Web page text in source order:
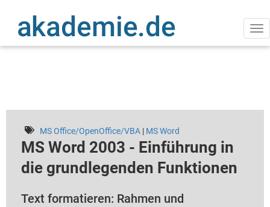
Inhalt
MS Office/OpenOffice/VBA| MS Word
MS Word 2003 - Einführung in
die grundlegenden Funktionen
Text formatieren: Rahmen und